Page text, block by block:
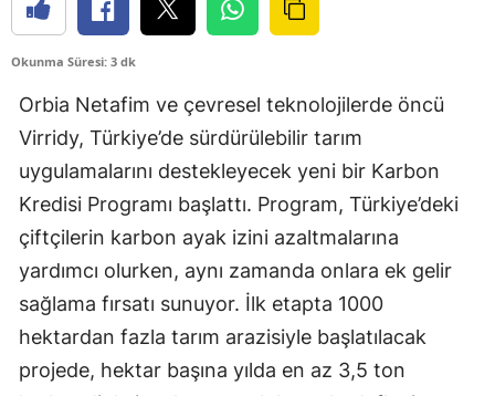
Okunma Süresi: 3 dk
Orbia Netafim ve çevresel teknolojilerde öncü
Virridy, Türkiye’de sürdürülebilir tarım
uygulamalarını destekleyecek yeni bir Karbon
Kredisi Programı başlattı. Program, Türkiye’deki
çiftçilerin karbon ayak izini azaltmalarına
yardımcı olurken, aynı zamanda onlara ek gelir
sağlama fırsatı sunuyor. İlk etapta 1000
hektardan fazla tarım arazisiyle başlatılacak
projede, hektar başına yılda en az 3,5 ton